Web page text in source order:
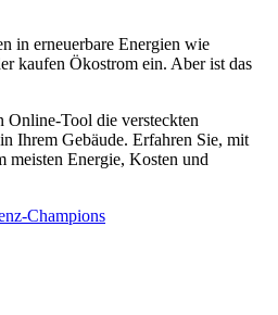
in erneuerbare Energien wie
kaufen Ökostrom ein. Aber ist das
Online-Tool die versteckten
Ihrem Gebäude. Erfahren Sie, mit
meisten Energie, Kosten und
Champions